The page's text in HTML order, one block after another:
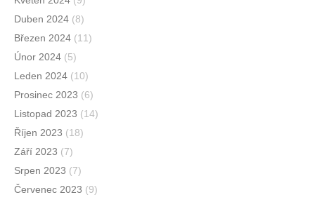
Duben 2024 (8)
Březen 2024 (11)
Únor 2024 (5)
Leden 2024 (10)
Prosinec 2023 (6)
Listopad 2023 (14)
Říjen 2023 (18)
Září 2023 (7)
Srpen 2023 (7)
Červenec 2023 (9)